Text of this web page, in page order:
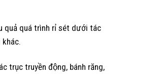
quả quá trình rỉ sét dưới tác
trục truyền động, bánh răng,